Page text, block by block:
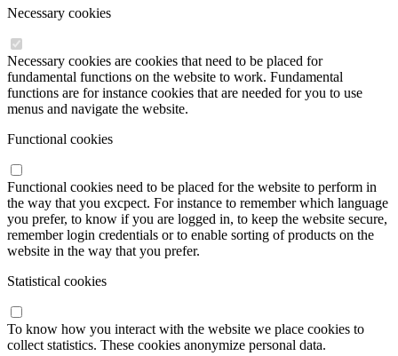
Necessary cookies
Necessary cookies are cookies that need to be placed for
fundamental functions on the website to work. Fundamental
functions are for instance cookies that are needed for you to use
menus and navigate the website.
Functional cookies
Functional cookies need to be placed for the website to perform in
the way that you excpect. For instance to remember which language
you prefer, to know if you are logged in, to keep the website secure,
remember login credentials or to enable sorting of products on the
website in the way that you prefer.
Statistical cookies
To know how you interact with the website we place cookies to
collect statistics. These cookies anonymize personal data.